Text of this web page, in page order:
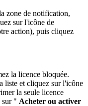
zone de notification,
sur l'icône de
action), puis cliquez
la licence bloquée.
liste et cliquez sur l'icône
la seule licence
sur " Acheter ou activer